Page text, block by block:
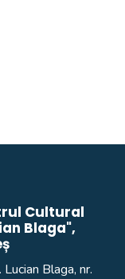
Cultural
Blaga",
Blaga, nr.